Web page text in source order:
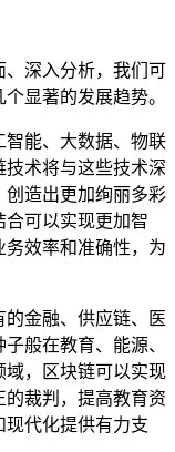
、深入分析，我们可
显著的发展趋势。
智能、大数据、物联
技术将与这些技术深
创造出更加绚丽多彩
合可以实现更加智
效率和准确性，为
金融、供应链、医
般在教育、能源、
域，区块链可以实现
裁判，提高教育资
代化提供有力支